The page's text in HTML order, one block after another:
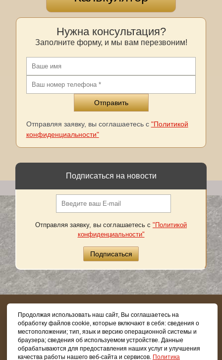
Нужна консультация?
Заполните форму, и мы вам перезвоним!
Отправляя заявку, вы соглашаетесь с "Политикой
конфиденциальности"
Подписаться на новости
Отправляя заявку, вы соглашаетесь с "Политикой
конфиденциальности"
Copyright © 2026.Все права защищены
8 (800) 505-03-62
Продолжая использовать наш сайт, Вы соглашаетесь на
обработку файлов cookie, которые включают в себя: сведения о
местоположении; тип, язык и версию операционной системы и
браузера; сведения об используемом устройстве. Данные
обрабатываются для предоставления наших услуг и улучшения
качества работы нашего веб-сайта и сервисов.
Политика